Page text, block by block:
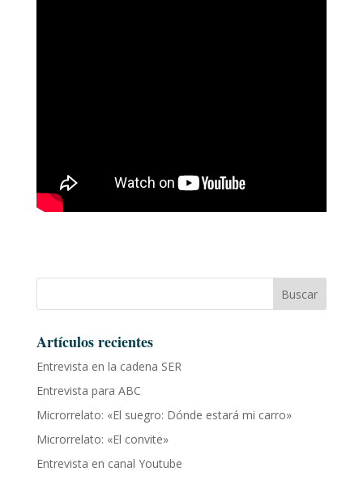
Buscar
Artículos recientes
Entrevista en la cadena SER
Entrevista para ABC
Microrrelato: «El suegro: Dónde estará mi carro»
Microrrelato: «El convite»
Entrevista en canal Youtube